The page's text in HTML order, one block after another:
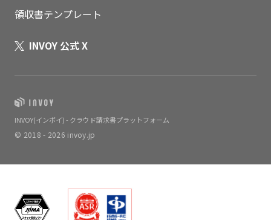
いますぐ無料登録
領収書テンプレート
INVOY 公式 X
INVOY(インボイ) - クラウド請求書プラットフォーム
© 2018 - 2026 invoy.jp